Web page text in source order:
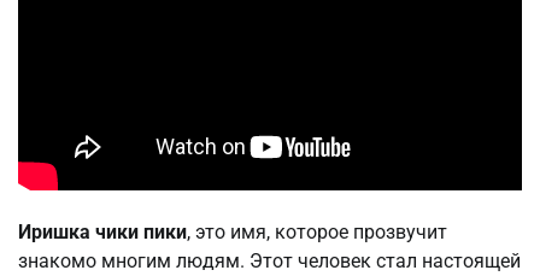
Иришка чики пики, это имя, которое прозвучит
знакомо многим людям. Этот человек стал настоящей